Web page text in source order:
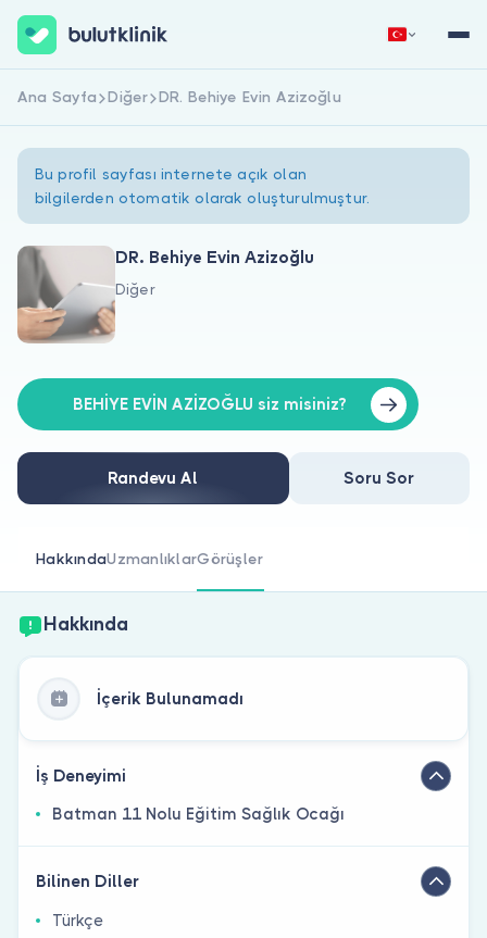
Hakkımızda
Doktorlar için
Doktor musunuz?
Hemen Kaydol Giriş Yap
Ana Sayfa Diğer DR. Behiye Evin Azizoğlu
Bu profil sayfası internete açık olan
bilgilerden otomatik olarak oluşturulmuştur.
DR. Behiye Evin Azizoğlu
Diğer
BEHİYE EVİN AZİZOĞLU siz misiniz?
Randevu Al Soru Sor
HakkındaUzmanlıklarGörüşler
Hakkında
İçerik Bulunamadı
İş Deneyimi
Batman 11 Nolu Eğitim Sağlık Ocağı
Bilinen Diller
Türkçe